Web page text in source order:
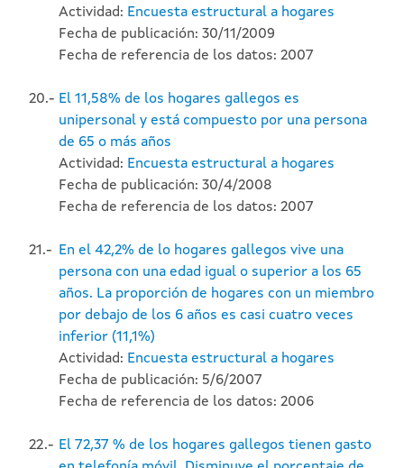
Actividad: Encuesta estructural a hogares
Fecha de publicación: 30/11/2009
Fecha de referencia de los datos: 2007
20.- El 11,58% de los hogares gallegos es
unipersonal y está compuesto por una persona
de 65 o más años
Actividad: Encuesta estructural a hogares
Fecha de publicación: 30/4/2008
Fecha de referencia de los datos: 2007
21.- En el 42,2% de lo hogares gallegos vive una
persona con una edad igual o superior a los 65
años. La proporción de hogares con un miembro
por debajo de los 6 años es casi cuatro veces
inferior (11,1%)
Actividad: Encuesta estructural a hogares
Fecha de publicación: 5/6/2007
Fecha de referencia de los datos: 2006
22.- El 72,37 % de los hogares gallegos tienen gasto